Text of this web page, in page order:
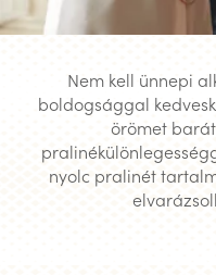
Nem kell ünnepi
boldogsággal
örömet
nyolc pralinét